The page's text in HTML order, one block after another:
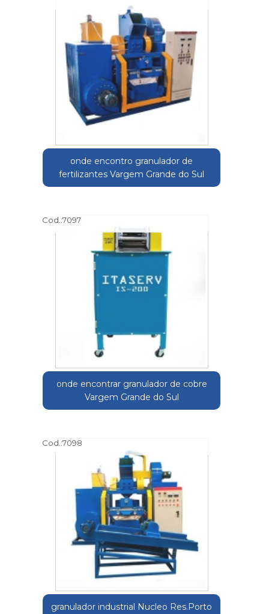
onde encontro granulador de
fertilizantes Vargem Grande do Sul
Cod.:7097
onde encontrar granulador de cobre
Vargem Grande do Sul
Cod.:7098
granulador industrial Nucleo Res.Porto